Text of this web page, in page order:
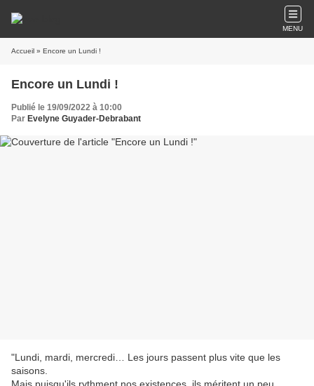
MENU
Accueil » Encore un Lundi !
Encore un Lundi !
Publié le 19/09/2022 à 10:00
Par Evelyne Guyader-Debrabant
"Lundi, mardi, mercredi… Les jours passent plus vite que les
saisons.